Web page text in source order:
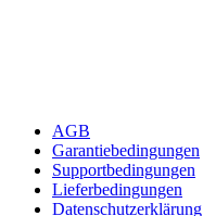
AGB
Garantiebedingungen
Supportbedingungen
Lieferbedingungen
Datenschutzerklärung